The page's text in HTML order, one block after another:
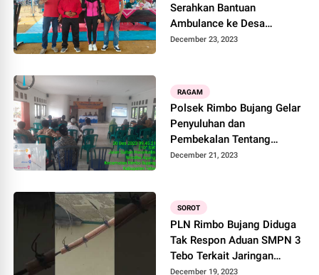
Serahkan Bantuan
Ambulance ke Desa
Girimulyo
December 23, 2023
RAGAM
Polsek Rimbo Bujang Gelar
Penyuluhan dan
Pembekalan Tentang
Bahaya Radikalisme dan
December 21, 2023
SOROT
PLN Rimbo Bujang Diduga
Tak Respon Aduan SMPN 3
Tebo Terkait Jaringan
Listrik Yang Mengancam
December 19, 2023